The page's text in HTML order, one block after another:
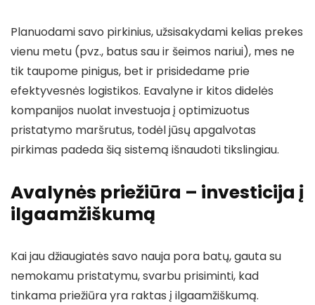
Planuodami savo pirkinius, užsisakydami kelias prekes
vienu metu (pvz., batus sau ir šeimos nariui), mes ne
tik taupome pinigus, bet ir prisidedame prie
efektyvesnės logistikos. Eavalyne ir kitos didelės
kompanijos nuolat investuoja į optimizuotus
pristatymo maršrutus, todėl jūsų apgalvotas
pirkimas padeda šią sistemą išnaudoti tikslingiau.
Avalynės priežiūra – investicija į
ilgaamžiškumą
Kai jau džiaugiatės savo nauja pora batų, gauta su
nemokamu pristatymu, svarbu prisiminti, kad
tinkama priežiūra yra raktas į ilgaamžiškumą.